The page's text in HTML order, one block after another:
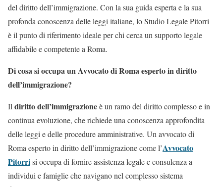
del diritto dell’immigrazione. Con la sua guida esperta e la sua
profonda conoscenza delle leggi italiane, lo Studio Legale Pitorri
è il punto di riferimento ideale per chi cerca un supporto legale
affidabile e competente a Roma.
Di cosa si occupa un Avvocato di Roma esperto in diritto
dell’immigrazione?
Il diritto dell’immigrazioneè un ramo del diritto complesso e in
continua evoluzione, che richiede una conoscenza approfondita
delle leggi e delle procedure amministrative. Un avvocato di
Roma esperto in diritto dell’immigrazione come l’Avvocato
Pitorrisi occupa di fornire assistenza legale e consulenza a
individui e famiglie che navigano nel complesso sistema